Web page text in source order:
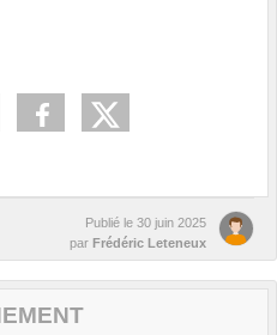
Publié le 30 juin 2025
par Frédéric Leteneux